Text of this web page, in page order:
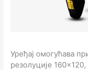
Уређај омогућава
резолуције